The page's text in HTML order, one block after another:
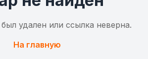
удален или ссылка неверна.
На главную